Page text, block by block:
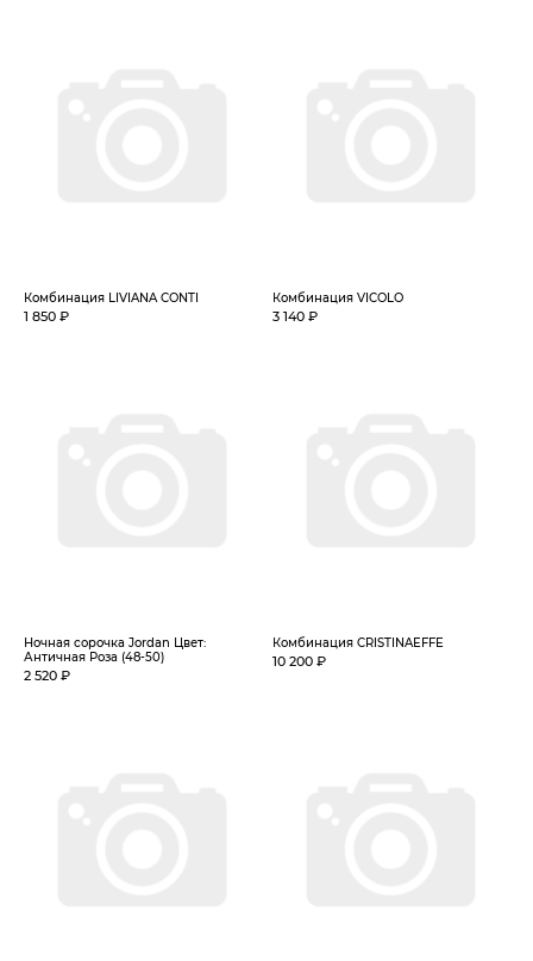
Комбинация LIVIANA CONTI
1 850 ₽
Комбинация VICOLO
3 140 ₽
Ночная сорочка Jordan Цвет:
Античная Роза (48-50)
2 520 ₽
Комбинация CRISTINAEFFE
10 200 ₽